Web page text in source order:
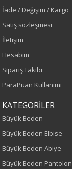
İade / Değişim / Kargo
Satış sözleşmesi
İletişim
Hesabım
Sipariş Takibi
ParaPuan Kullanımı
KATEGORİLER
Büyük Beden
Büyük Beden Elbise
Büyük Beden Abiye
Büyük Beden Pantolon